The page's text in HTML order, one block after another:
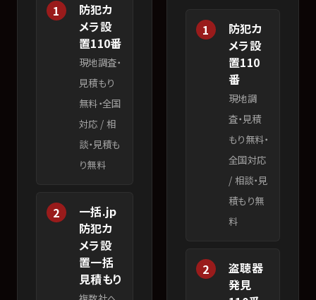
1
防犯カ
メラ設
置110番
現地調査・
見積もり
無料・全国
対応 / 相
談・見積も
り無料
2
一括.jp
防犯カ
メラ設
置一括
見積もり
1
防犯カ
メラ設
置110
番
現地調
査・見積
もり無料・
全国対応
/ 相談・見
積もり無
料
2
盗聴器
発見